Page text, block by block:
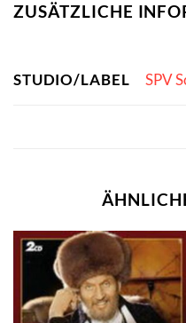
ZUSÄTZLICHE
STUDIO/LABEL SPV